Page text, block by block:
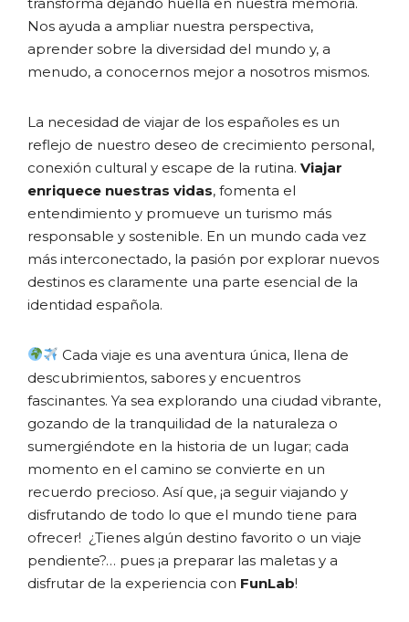
Nos ayuda a ampliar nuestra perspectiva,
aprender sobre la diversidad del mundo y, a
menudo, a conocernos mejor a nosotros mismos.
La necesidad de viajar de los españoles es un
reflejo de nuestro deseo de crecimiento personal,
conexión cultural y escape de la rutina. Viajar
enriquece nuestras vidas, fomenta el
entendimiento y promueve un turismo más
responsable y sostenible. En un mundo cada vez
más interconectado, la pasión por explorar nuevos
destinos es claramente una parte esencial de la
identidad española.
Cada viaje es una aventura única, llena de
descubrimientos, sabores y encuentros
fascinantes. Ya sea explorando una ciudad vibrante,
gozando de la tranquilidad de la naturaleza o
sumergiéndote en la historia de un lugar; cada
momento en el camino se convierte en un
recuerdo precioso. Así que, ¡a seguir viajando y
disfrutando de todo lo que el mundo tiene para
ofrecer! ¿Tienes algún destino favorito o un viaje
pendiente?… pues ¡a preparar las maletas y a
disfrutar de la experiencia con FunLab!